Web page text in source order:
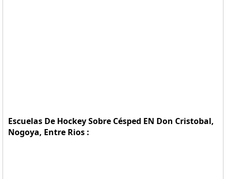
Escuelas De Hockey Sobre Césped EN Don Cristobal,
Nogoya, Entre Rios :